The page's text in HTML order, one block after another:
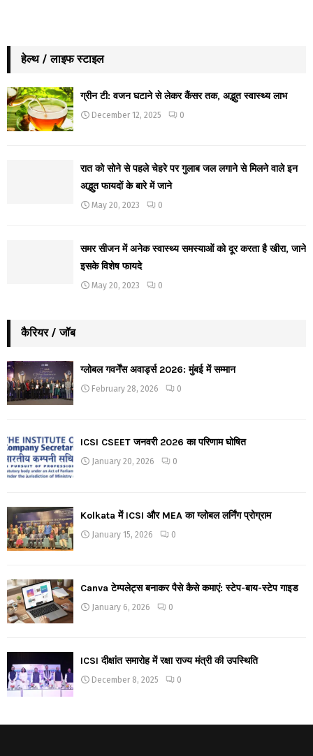
हेल्थ / लाइफ स्टाइल
ग्रीन टी: वजन घटाने से लेकर कैंसर तक, अद्भुत स्वास्थ्य लाभ
December 12, 2025 0
रात को सोने से पहले चेहरे पर गुलाब जल लगाने से मिलने वाले इन
अद्भुत फायदों के बारे में जाने
May 20, 2023 0
समर सीजन में अनेक स्वास्थ्य समस्याओं को दूर करता है खीरा, जाने
इसके विशेष फायदे
May 20, 2023 0
कैरियर / जॉब
ग्लोबल गवर्नेंस अवार्ड्स 2026: मुंबई में सम्मान
February 28, 2026 0
ICSI CSEET जनवरी 2026 का परिणाम घोषित
January 20, 2026 0
Kolkata में ICSI और MEA का ग्लोबल लर्निंग प्रोग्राम
January 15, 2026 0
Canva टेम्पलेट्स बनाकर पैसे कैसे कमाएं: स्टेप-बाय-स्टेप गाइड
January 6, 2026 0
ICSI दीक्षांत समारोह में रक्षा राज्य मंत्री की उपस्थिति
December 8, 2025 0